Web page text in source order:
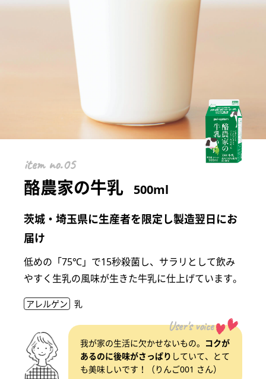
item
酪農家の牛乳 500ml
茨城・埼玉県に生産者を限定し製造翌日にお
届け
低めの「75℃」で15秒殺菌し、サラリとして飲み
やすく生乳の風味が生きた牛乳に仕上げています。
アレルゲン 乳
User's voice
我が家の生活に欠かせないもの。 コクが
あるのに後味がさっぱり していて、とて
も美味しいです！（りんご001 さん）